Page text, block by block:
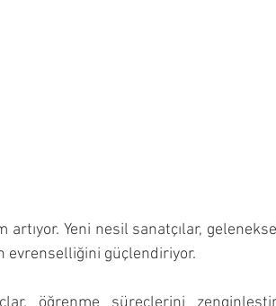
artıyor. Yeni nesil sanatçılar,
evrenselliğini güçlendiriyor.